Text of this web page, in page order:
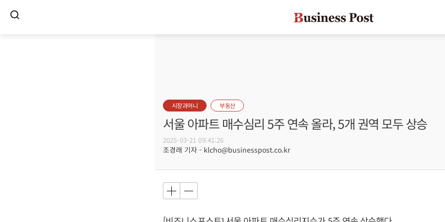
시장과머니 부동산
서울 아파트 매수심리 5주 연속 올라, 5개 권역 모두 상승
2025-03-21 09:41:26
조경래 기자 - klcho@businesspost.co.kr